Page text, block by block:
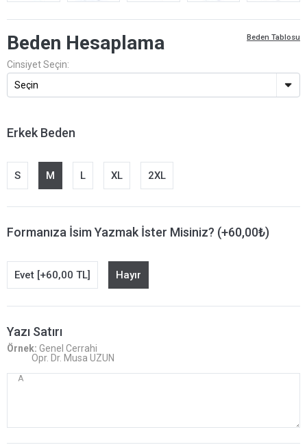
Beden Hesaplama
Cinsiyet Seçin:
Beden Tablosu
Erkek Beden
S M L XL 2XL
Formanıza İsim Yazmak İster Misiniz? (+60,00₺)
Evet [+60,00 TL] Hayır
Yazı Satırı
Örnek: Genel Cerrahi
Opr. Dr. Musa UZUN